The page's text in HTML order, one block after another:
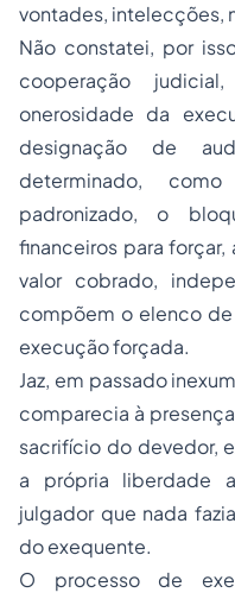
vontades, intelecções,
Não constatei, por
cooperação
onerosidade da
designação de
determinado,
padronizado, o
financeiros para
valor cobrado,
compõem o elenco
execução forçada.
Jaz, em passado
comparecia à
sacrifício do devedor,
a própria liberdade
julgador que nada
do exequente.
O processo de